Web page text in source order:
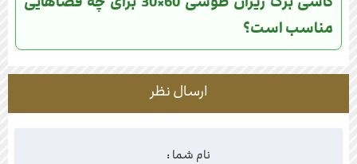
مناسب است؟
ارسال نظر
نام شما :